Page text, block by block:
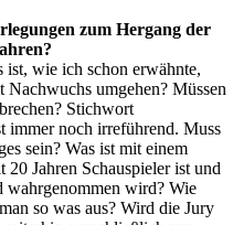
zum Hergang der
ist, wie ich schon erwähnte,
umgehen? Müssen
Stichwort
immer noch irreführend. Muss
sein? Was ist mit einem
20 Jahren Schauspieler ist und
wird? Wie
so was aus? Wird die Jury